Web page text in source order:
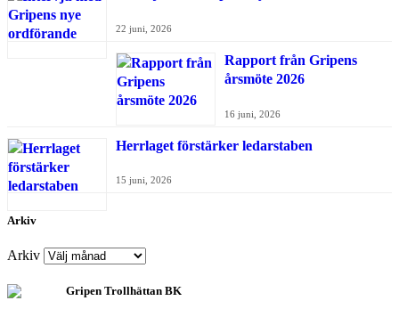
22 juni, 2026
Rapport från Gripens
årsmöte 2026
16 juni, 2026
Herrlaget förstärker ledarstaben
15 juni, 2026
Arkiv
Arkiv
Gripen Trollhättan BK